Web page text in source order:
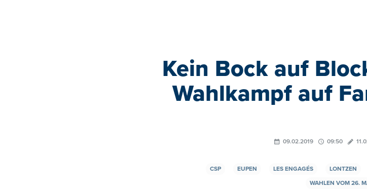
Kein Bock auf
Wahlkampf auf
09.02.2019 09:50
CSP EUPEN LES ENGAGÉS LONTZEN
WAHLEN VOM 26.